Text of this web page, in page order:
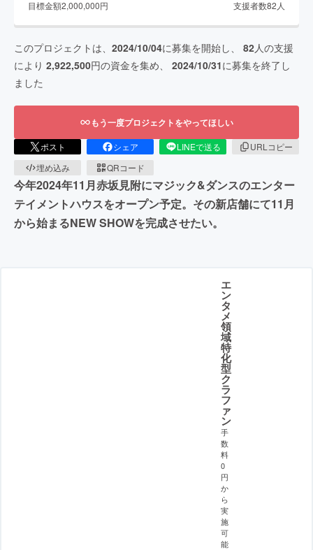
目標金額2,000,000円 支援者数82 人
このプロジェクトは、 2024/10/04に募集を開始し、 82人の支援
により 2,922,500円の資金を集め、 2024/10/31に募集を終了し
ました
もう一度プロジェクトをやってほしい
ポスト シェア LINEで送る
URLコピー
埋め込み
QRコード
今年2024年11月赤坂見附にマジック&ダンスのエンター
テイメントハウスをオープン予定。その新店舗にて11月
から始まるNEW SHOWを完成させたい。
エ
ン
タ
メ
領
域
特
化
型
ク
ラ
フ
ァ
ン
手
数
料
0
円
か
ら
実
施
可
能